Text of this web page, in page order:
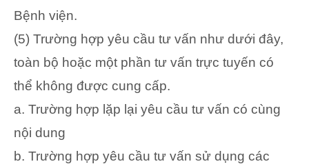
Bệnh viện.
(5) Trường hợp yêu cầu tư vấn như dưới đây,
toàn bộ hoặc một phần tư vấn trực tuyến có
thể không được cung cấp.
a. Trường hợp lặp lại yêu cầu tư vấn có cùng
nội dung
b. Trường hợp yêu cầu tư vấn sử dụng các